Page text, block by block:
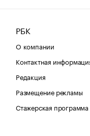
РБК
О компании
Контактная
Редакция
Размещение рекламы
Стажерская программа